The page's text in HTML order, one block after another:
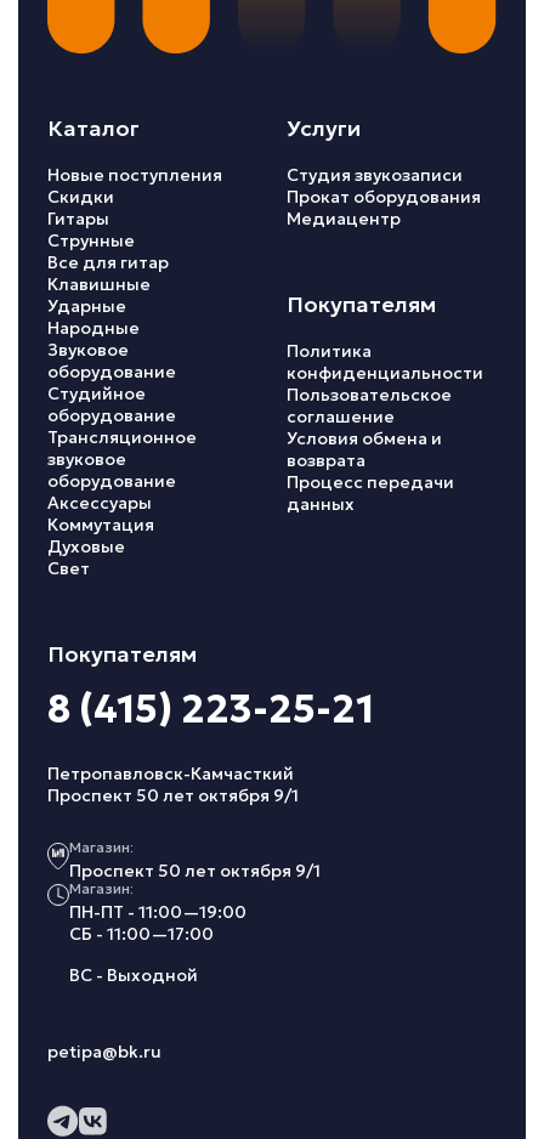
Каталог
Новые поступления
Скидки
Гитары
Струнные
Все для гитар
Клавишные
Ударные
Народные
Звуковое
оборудование
Студийное
оборудование
Трансляционное
звуковое
оборудование
Аксессуары
Коммутация
Духовые
Свет
Услуги
Студия звукозаписи
Прокат оборудования
Медиацентр
Покупателям
Политика
конфиденциальности
Пользовательское
соглашение
Условия обмена и
возврата
Процесс передачи
данных
Покупателям
8 (415) 223-25-21
Петропавловск-Камчасткий
Проспект 50 лет октября 9/1
Магазин:
Проспект 50 лет октября 9/1
Магазин:
ПН-ПТ - 11:00—19:00
СБ - 11:00—17:00
ВС - Выходной
petipa@bk.ru